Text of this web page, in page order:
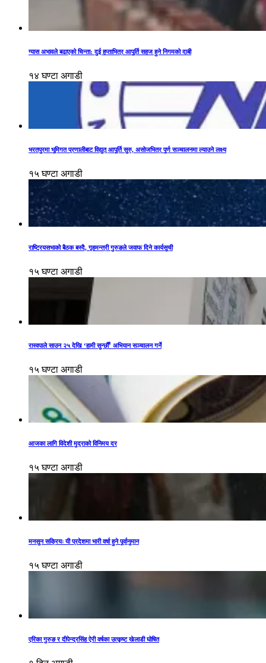
ग्यास अभावले बढाएको चिन्ता: दुई हप्ताभित्र आपूर्ति सहज हुने निगमको दाबी
१४ घण्टा अगाडी
भरतपुरमा भूमिगत प्रणालीबाट विद्युत् आपूर्ति सुरु, असोजभित्र पूर्ण सञ्चालनमा ल्याउने लक्ष्य
१५ घण्टा अगाडी
राष्ट्रियसभाको बैठक बस्दै, गृहमन्त्री गुरुङले जवाफ दिने कार्यसूची
१५ घण्टा अगाडी
रास्वपाले साउन २५ देखि ‘हामी सुन्छौँ’ अभियान सञ्चालन गर्ने
१५ घण्टा अगाडी
आजका लागि विदेशी मुद्राको विनिमय दर
१५ घण्टा अगाडी
मनसुन सक्रियः यी प्रदेशमा भारी वर्षा हुने पूर्वानुमान
१५ घण्टा अगाडी
एरिका गुरुङ र दीपेन्द्रसिंह ऐरी वर्षका उत्कृष्ट खेलाडी घोषित